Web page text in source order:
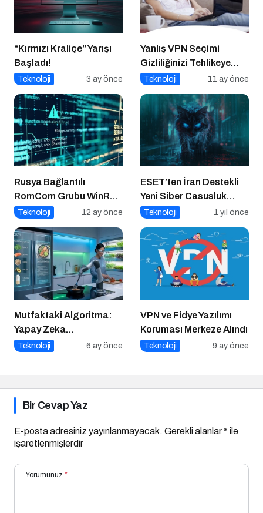
“Kırmızı Kraliçe” Yarışı
Başladı!
Teknoloji 3 ay önce
Yanlış VPN Seçimi
Gizliliğinizi Tehlikeye
Atabilir
Teknoloji 11 ay önce
Rusya Bağlantılı
RomCom Grubu WinRAR
Açığını Hedef Aldı
Teknoloji 12 ay önce
ESET’ten İran Destekli
Yeni Siber Casusluk
Operasyonu Uyarısı
Teknoloji 1 yıl önce
Mutfaktaki Algoritma:
Yapay Zeka
Gastronomiyi Nasıl
Teknoloji 6 ay önce
VPN ve Fidye Yazılımı
Koruması Merkeze Alındı
Teknoloji 9 ay önce
Bir Cevap Yaz
E-posta adresiniz yayınlanmayacak. Gerekli alanlar* ile
işaretlenmişlerdir
Yorumunuz *